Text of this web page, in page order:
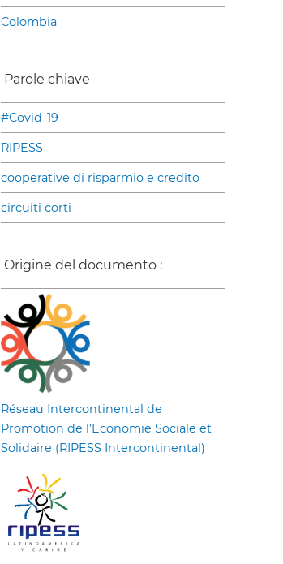
Colombia
Parole chiave
#Covid-19
RIPESS
cooperative di risparmio e credito
circuiti corti
Origine del documento :
Réseau Intercontinental de
Promotion de l’Economie Sociale et
Solidaire (RIPESS Intercontinental)